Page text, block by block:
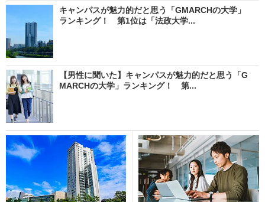
キャンパスが魅力的だと思う「GMARCHの大学」
ランキング！ 第1位は「法政大学...
【男性に聞いた】キャンパスが魅力的だと思う「G
MARCHの大学」ランキング！ 第...